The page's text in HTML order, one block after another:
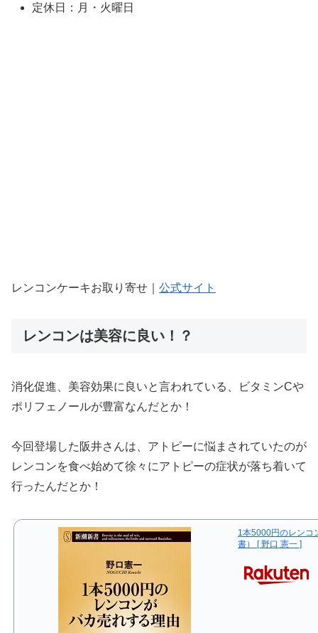
定休日：月・火曜日
レンコンケーキお取り寄せ｜ 公式サイト
レンコンは美容に良い！？
消化促進、美容効果に良いと言われている、ビタミンCや
ポリフェノールが豊富なんだとか！
今回登場した阪井さんは、アトピーに悩まされていたのが
レンコンを食べ始めて徐々にアトピーの症状が落ち着いて
行ったんだとか！
1本5000円のレンコ
書） [ 野口 憲一 ]